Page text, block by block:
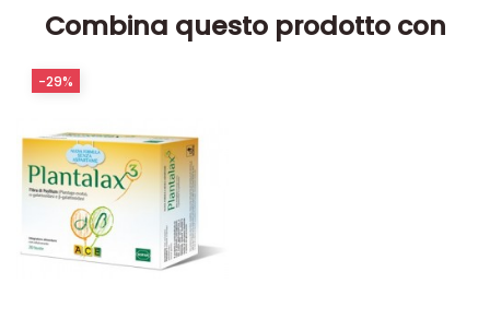
Combina questo prodotto con
-29%